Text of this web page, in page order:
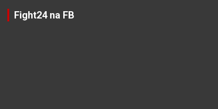
Fight24 na FB